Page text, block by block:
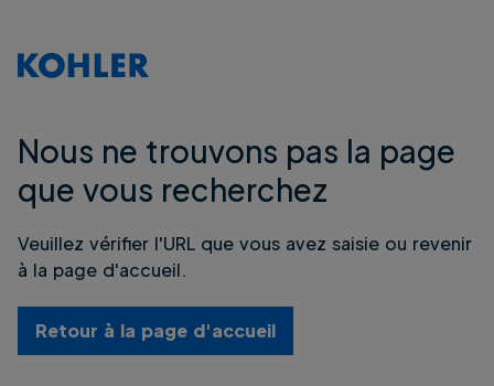
Nous ne trouvons pas la page
que vous recherchez
Veuillez vérifier l'URL que vous avez saisie ou revenir
à la page d'accueil.
Retour à la page d'accueil